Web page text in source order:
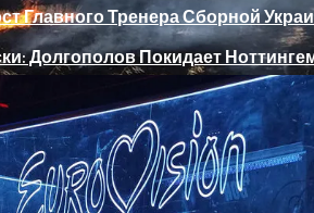
Высмеяли Веселыми
Застрял В Окне Отеля, Знатно
Главного Тренера Сборной
Долгополов Покидает Ноттингем
До 2020 Года